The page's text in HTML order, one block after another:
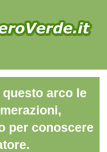
arco le
per conoscere